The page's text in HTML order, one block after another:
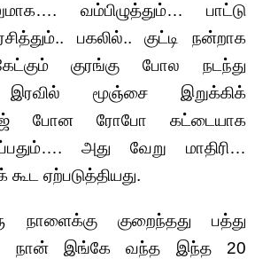
வம்பிழுத்தும்… பாட்டு
பகலில்.. குட்டி நன்றாக
குரங்கு போல நடந்து
மூஞ்சை இறுக்கிக்
போன ரோபோ கட்டையாக
அது வேறு மாதிரி…
ஏற்படுத்தியது.
நாளைக்கு குறைந்தது பத்து
நான் இங்கே வந்த இந்த 20